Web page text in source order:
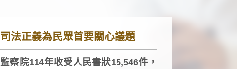
司法正義為民眾首要關心議題
監察院114年收受人民書狀15,546件，